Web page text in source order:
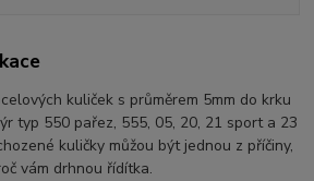
kuliček s průměrem 5mm do krku
typ 550 pařez, 555, 05, 20, 21 sport a 23
kuličky můžou být jednou z příčiny,
vám drhnou řídítka.